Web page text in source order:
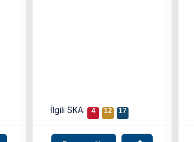
İlgili SKA: 4 12 17